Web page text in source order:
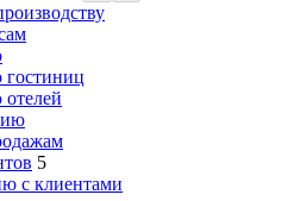
5
с клиентами